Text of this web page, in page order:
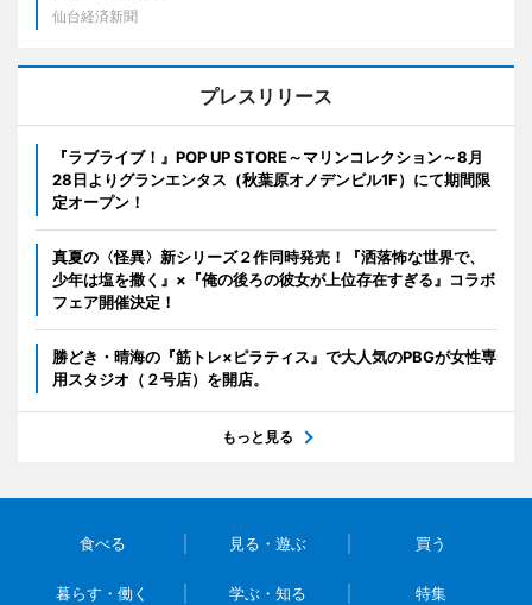
仙台経済新聞
プレスリリース
『ラブライブ！』POP UP STORE～マリンコレクション～8月
28日よりグランエンタス（秋葉原オノデンビル1F）にて期間限
定オープン！
真夏の〈怪異〉新シリーズ２作同時発売！『洒落怖な世界で、
少年は塩を撒く』×『俺の後ろの彼女が上位存在すぎる』コラボ
フェア開催決定！
勝どき・晴海の『筋トレ×ピラティス』で大人気のPBGが女性専
用スタジオ（２号店）を開店。
もっと見る
食べる 見る・遊ぶ 買う
暮らす・働く 学ぶ・知る 特集